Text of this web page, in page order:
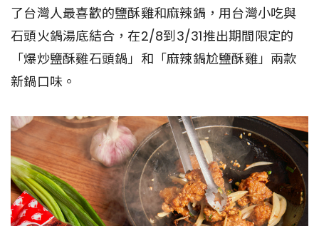
了台灣人最喜歡的鹽酥雞和麻辣鍋，用台灣小吃與
石頭火鍋湯底結合，在2/8到3/31推出期間限定的
「爆炒鹽酥雞石頭鍋」和「麻辣鍋尬鹽酥雞」兩款
新鍋口味。